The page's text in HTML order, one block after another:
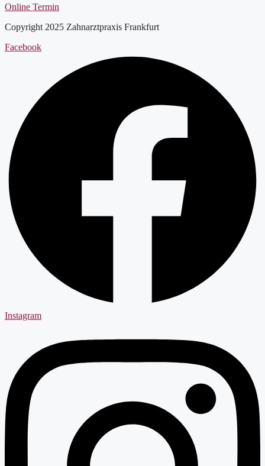
Online Termin
Copyright 2025 Zahnarztpraxis Frankfurt
Facebook
Instagram